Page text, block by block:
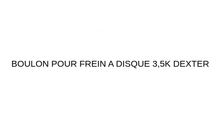
BOULON POUR FREIN A DISQUE 3,5K DEXTER